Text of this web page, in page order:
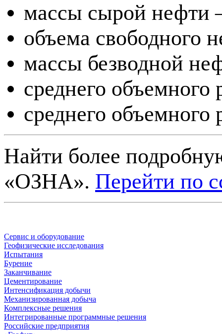
массы сырой нефти
объема свободного
массы безводной
среднего
среднего объемного
Найти более
«ОЗНА». Перейти по
Сервис и оборудование
Геофизические исследования
Испытания
Бурение
Заканчивание
Цементирование
Интенсификация добычи
Механизированная добыча
Комплексные решения
Интегрированные программные решения
Российские предприятия